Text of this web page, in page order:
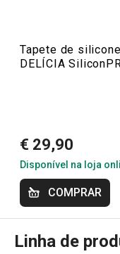
Tapete de
DELÍCIA
€ 29,90
Disponível na loja
COMPRAR
Linha de